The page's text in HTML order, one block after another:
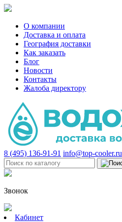
О компании
Доставка и оплата
География доставки
Как заказать
Блог
Новости
Контакты
Жалоба директору
8 (495) 136-91-91 info@top-cooler.ru
Звонок
Кабинет